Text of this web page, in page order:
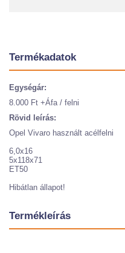
Termékadatok
Egységár:
8.000 Ft +Áfa / felni
Rövid leírás:
Opel Vivaro használt acélfelni
6,0x16
5x118x71
ET50
Hibátlan állapot!
Termékleírás